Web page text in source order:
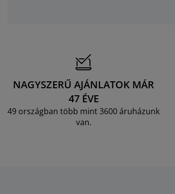
NAGYSZERŰ AJÁNLATOK MÁR
47 ÉVE
49 országban több mint 3600 áruházunk
van.